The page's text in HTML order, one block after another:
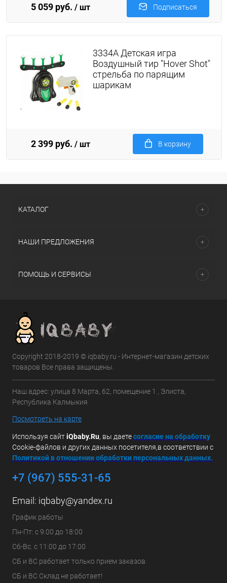
5 059 руб. / шт Подписаться
3334A Детская игра
Воздушный тир "Hover Shot"
стрельба по парящим
шарикам
2 399 руб. / шт В корзину
КАТАЛОГ
НАШИ ПРЕДЛОЖЕНИЯ
ПОМОЩЬ И СЕРВИСЫ
Copyright 2018-2019 © iqbaby.ru - Интернет-магазин детских
товаров Все права защищены.
Наш адрес: улица 8 Марта, 62, помещение 1 , Элиста,
Республика Калмыкия
Посмотреть на карте
Используя сайтiQbaby.Ru, вы даетесогласие на обработку
Cookie-файлов и других данных посетителя,в соответствии с
Политикой в отношении обработки персональных данных.
+7 (967) 555-31-65
Email: iqbaby@yandex.ru
График работы
Пн-Пт: с 9:00 до 18:00
Сб-Вс. с 11:00 до 17:00
СБ и ВС работает только прием заказов
СБ и ВС Склад не работает!